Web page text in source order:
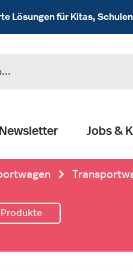
Lösungen für Kitas,
Newsletter Jobs &